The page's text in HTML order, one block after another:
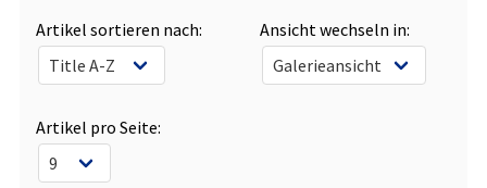
Artikel sortieren nach:
Ansicht wechseln in:
Artikel pro Seite: